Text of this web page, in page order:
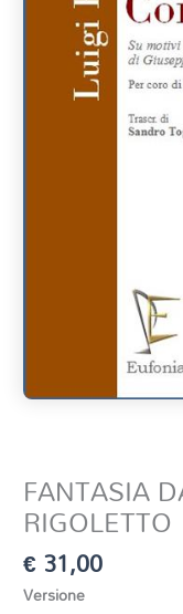
FANTASIA
RIGOLETTO
€31,00
Versione